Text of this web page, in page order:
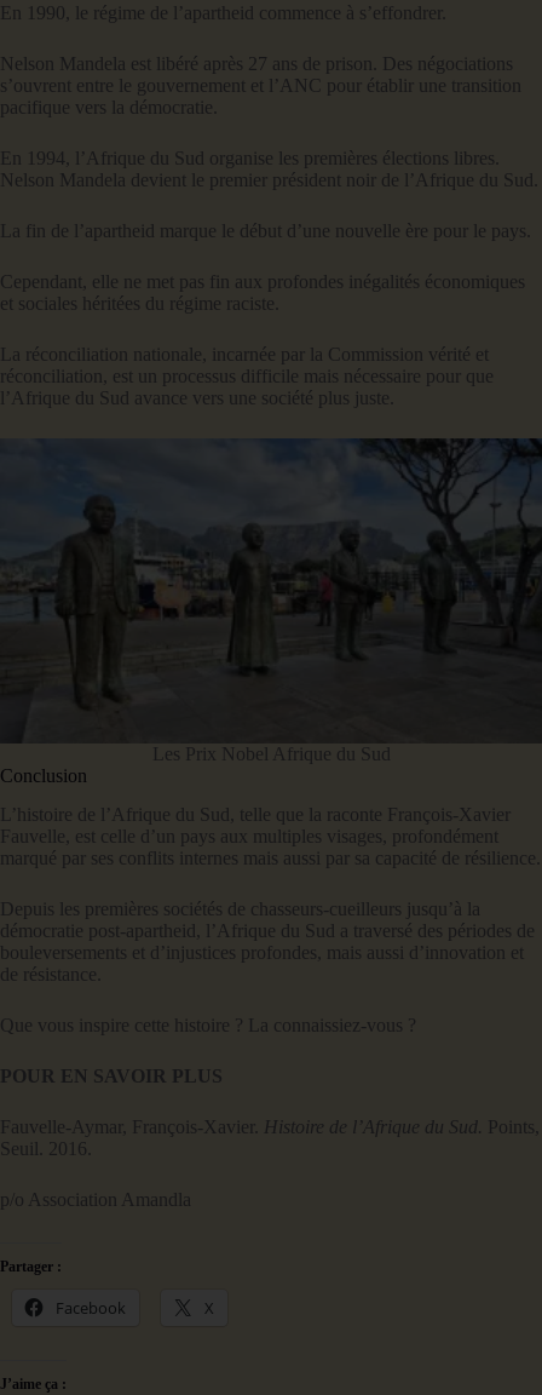
En 1990, le régime de l’apartheid commence à s’effondrer.
Nelson Mandela est libéré après 27 ans de prison. Des négociations
s’ouvrent entre le gouvernement et l’ANC pour établir une transition
pacifique vers la démocratie.
En 1994, l’Afrique du Sud organise les premières élections libres.
Nelson Mandela devient le premier président noir de l’Afrique du Sud.
La fin de l’apartheid marque le début d’une nouvelle ère pour le pays.
Cependant, elle ne met pas fin aux profondes inégalités économiques
et sociales héritées du régime raciste.
La réconciliation nationale, incarnée par la Commission vérité et
réconciliation, est un processus difficile mais nécessaire pour que
l’Afrique du Sud avance vers une société plus juste.
Les Prix Nobel Afrique du Sud
Conclusion
L’histoire de l’Afrique du Sud, telle que la raconte François-Xavier
Fauvelle, est celle d’un pays aux multiples visages, profondément
marqué par ses conflits internes mais aussi par sa capacité de résilience.
Depuis les premières sociétés de chasseurs-cueilleurs jusqu’à la
démocratie post-apartheid, l’Afrique du Sud a traversé des périodes de
bouleversements et d’injustices profondes, mais aussi d’innovation et
de résistance.
Que vous inspire cette histoire ? La connaissiez-vous ?
POUR EN SAVOIR PLUS
Fauvelle-Aymar, François-Xavier. Histoire de l’Afrique du Sud. Points,
Seuil. 2016.
p/o Association Amandla
Partager :
Facebook X
J’aime ça :